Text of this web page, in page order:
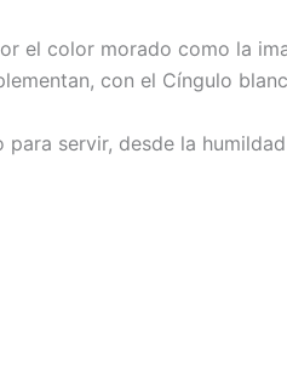
el color morado como la
con el Cíngulo
servir, desde la